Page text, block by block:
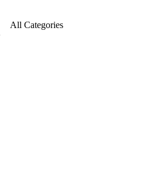
All Categories